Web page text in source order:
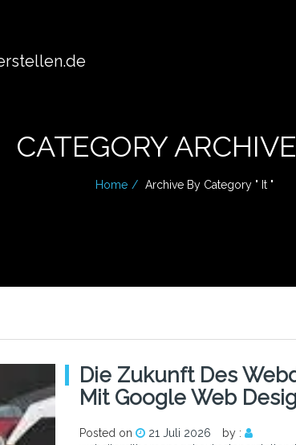
CATEGORY
Home Archive By Category " It "
Die Zukunft Des
Mit Google Web
Posted on 21 Juli 2026
by :